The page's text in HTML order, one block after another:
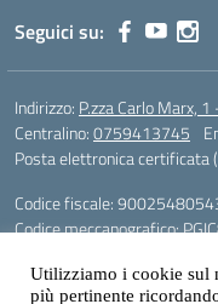
Seguici su:
Indirizzo: P.zza Carlo Marx,
Centralino:0759413745
Posta elettronica certificata
Codice fiscale:
Codice meccanografico:
Gestione sito web: prof.
Utilizziamo i cookie sul
più pertinente